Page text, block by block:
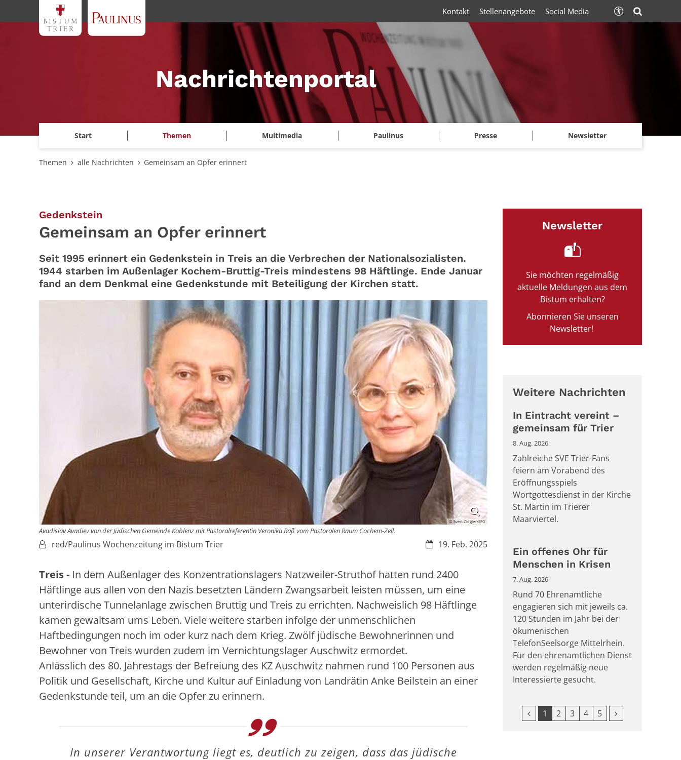
Zum Inhalt springen
Nachrichtenportal
Start Themen Multimedia Paulinus Presse Newsletter
Kontakt Stellenangebote Social Media
Themen alle Nachrichten Gemeinsam an Opfer erinnert
Gedenkstein
Gemeinsam an Opfer erinnert
Seit 1995 erinnert ein Gedenkstein in Treis an die Verbrechen der Nationalsozialisten.
1944 starben im Außenlager Kochem-Bruttig-Treis mindestens 98 Häftlinge. Ende Januar
fand an dem Denkmal eine Gedenkstunde mit Beteiligung der Kirchen statt.
© Sven Ziegler/EFG
Avadislav Avadiev von der Jüdischen Gemeinde Koblenz mit Pastoralreferentin Veronika Raß vom Pastoralen Raum Cochem-Zell.
Datum:19. Feb. 2025
Von:red/Paulinus Wochenzeitung im Bistum Trier
Treis - In dem Außenlager des Konzentrationslagers Natzweiler-Struthof hatten rund 2400
Häftlinge aus allen von den Nazis besetzten Ländern Zwangsarbeit leisten müssen, um eine
unterirdische Tunnelanlage zwischen Bruttig und Treis zu errichten. Nachweislich 98 Häftlinge
kamen gewaltsam ums Leben. Viele weitere starben infolge der unmenschlichen
Haftbedingungen noch im oder kurz nach dem Krieg. Zwölf jüdische Bewohnerinnen und
Bewohner von Treis wurden zudem im Vernichtungslager Auschwitz ermordet.
Anlässlich des 80. Jahrestags der Befreiung des KZ Auschwitz nahmen rund 100 Personen aus
Politik und Gesellschaft, Kirche und Kultur auf Einladung von Landrätin Anke Beilstein an einer
Gedenkstunde teil, um an die Opfer zu erinnern.
In unserer Verantwortung liegt es, deutlich zu zeigen, dass das jüdische
Newsletter
Sie möchten regelmäßig
aktuelle Meldungen aus dem
Bistum erhalten?
Abonnieren Sie unseren
Newsletter!
Weitere Nachrichten
In Eintracht vereint –
gemeinsam für Trier
8. Aug. 2026
Zahlreiche SVE Trier-Fans
feiern am Vorabend des
Eröffnungsspiels
Wortgottesdienst in der Kirche
St. Martin im Trierer
Maarviertel.
Ein offenes Ohr für
Menschen in Krisen
7. Aug. 2026
Rund 70 Ehrenamtliche
engagieren sich mit jeweils ca.
120 Stunden im Jahr bei der
ökumenischen
TelefonSeelsorge Mittelrhein.
Für den ehrenamtlichen Dienst
werden regelmäßig neue
Interessierte gesucht.
Vorherige Seite
1 2 3 4 5 Nächste Seite